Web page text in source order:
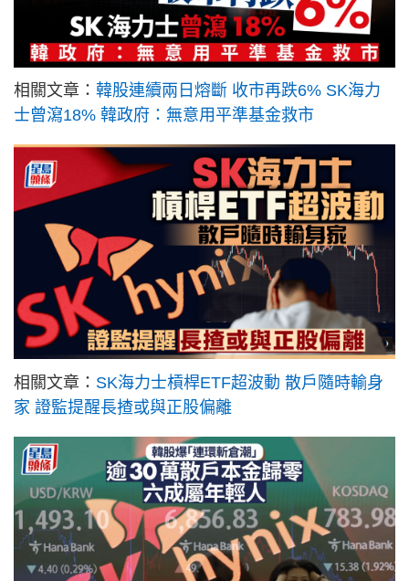
相關文章： 韓股連續兩日熔斷 收市再跌6% SK海力
士曾瀉18% 韓政府：無意用平準基金救市
相關文章： SK海力士槓桿ETF超波動 散戶隨時輸身
家 證監提醒長揸或與正股偏離